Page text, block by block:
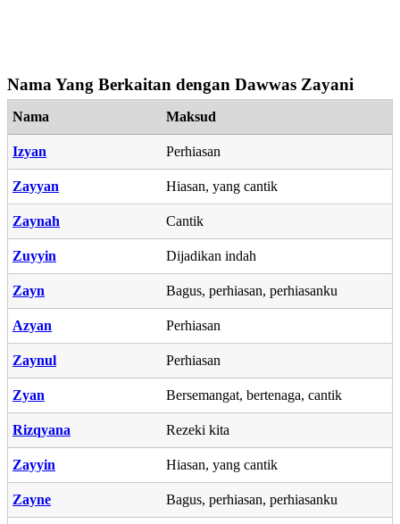
Nama Yang Berkaitan dengan Dawwas Zayani
Nama Maksud
Izyan Perhiasan
Zayyan Hiasan, yang cantik
Zaynah Cantik
Zuyyin Dijadikan indah
Zayn Bagus, perhiasan, perhiasanku
Azyan Perhiasan
Zaynul Perhiasan
Zyan Bersemangat, bertenaga, cantik
Rizqyana Rezeki kita
Zayyin Hiasan, yang cantik
Zayne Bagus, perhiasan, perhiasanku